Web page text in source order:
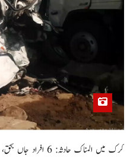
کرک میں المناک حادثہ: 6 افراد جاں بحق، متعدد زخمی